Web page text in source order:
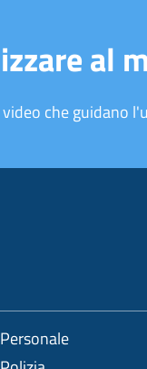
al
che guidano
Personale